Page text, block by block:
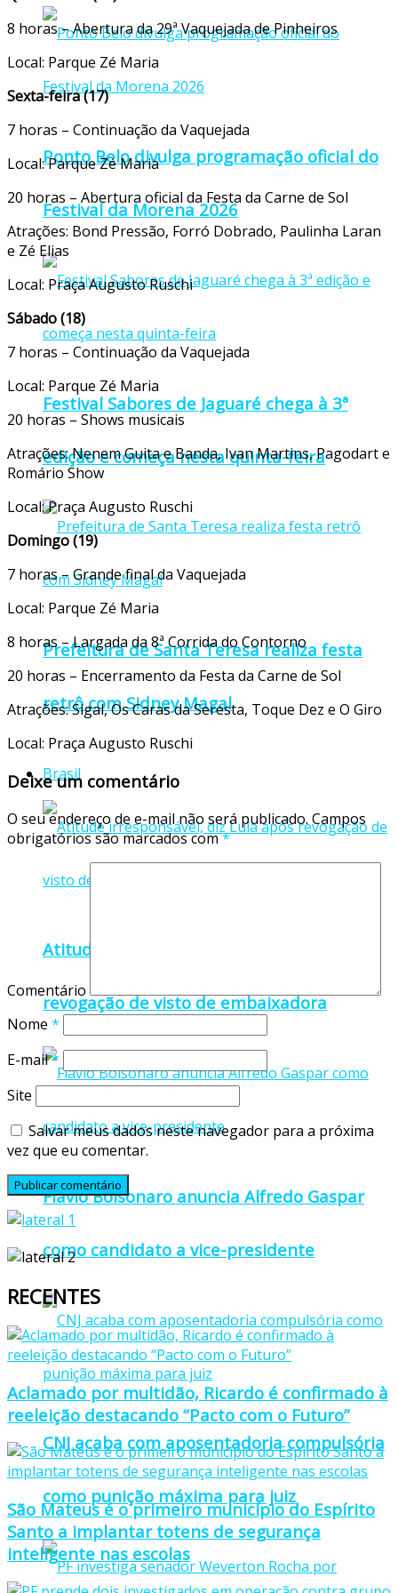
Ponto Belo divulga programação oficial do
Festival da Morena 2026
Festival Sabores de Jaguaré chega à 3ª
edição e começa nesta quinta-feira
Prefeitura de Santa Teresa realiza festa
retrô com Sidney Magal
Brasil
Atitude irresponsável, diz Lula após
revogação de visto de embaixadora
Flávio Bolsonaro anuncia Alfredo Gaspar
como candidato a vice-presidente
CNJ acaba com aposentadoria compulsória
como punição máxima para juiz
8 horas – Abertura da 29ª Vaquejada de Pinheiros
Local: Parque Zé Maria
Sexta-feira (17)
7 horas – Continuação da Vaquejada
Local: Parque Zé Maria
20 horas – Abertura oficial da Festa da Carne de Sol
Atrações: Bond Pressão, Forró Dobrado, Paulinha Laran
e Zé Elias
Local: Praça Augusto Ruschi
Sábado (18)
7 horas – Continuação da Vaquejada
Local: Parque Zé Maria
20 horas – Shows musicais
Atrações: Nenem Guita e Banda, Ivan Martins, Pagodart e
Romário Show
Local: Praça Augusto Ruschi
Domingo (19)
7 horas – Grande final da Vaquejada
Local: Parque Zé Maria
8 horas – Largada da 8ª Corrida do Contorno
20 horas – Encerramento da Festa da Carne de Sol
Atrações: Sigal, Os Caras da Seresta, Toque Dez e O Giro
Local: Praça Augusto Ruschi
Deixe um comentário
O seu endereço de e-mail não será publicado. Campos
obrigatórios são marcados com*
Comentário
Nome *
E-mail*
Site
Salvar meus dados neste navegador para a próxima
vez que eu comentar.
RECENTES
Aclamado por multidão, Ricardo é confirmado à
reeleição destacando “Pacto com o Futuro”
São Mateus é o primeiro município do Espírito
Santo a implantar totens de segurança
inteligente nas escolas